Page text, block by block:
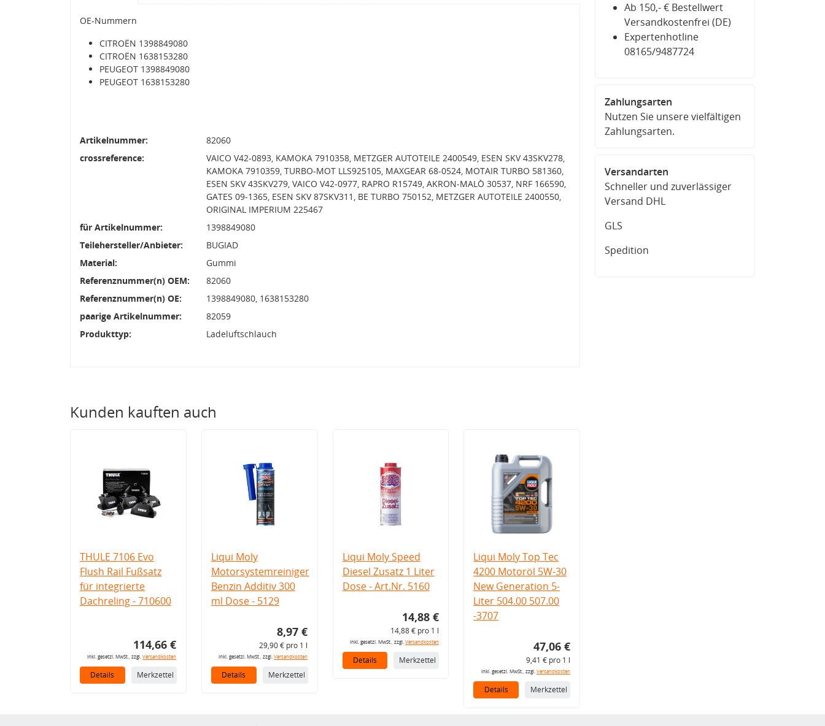
OE-Nummern
CITROËN 1398849080
CITROËN 1638153280
PEUGEOT 1398849080
PEUGEOT 1638153280
Artikelnummer:
82060
crossreference:
VAICO V42-0893, KAMOKA 7910358, METZGER AUTOTEILE 2400549, ESEN SKV 43SKV278,
KAMOKA 7910359, TURBO-MOT LLS925105, MAXGEAR 68-0524, MOTAIR TURBO 581360,
ESEN SKV 43SKV279, VAICO V42-0977, RAPRO R15749, AKRON-MALÒ 30537, NRF 166590,
GATES 09-1365, ESEN SKV 87SKV311, BE TURBO 750152, METZGER AUTOTEILE 2400550,
ORIGINAL IMPERIUM 225467
für Artikelnummer:
1398849080
Teilehersteller/Anbieter:
BUGIAD
Material:
Gummi
Referenznummer(n) OEM:
82060
Referenznummer(n) OE:
1398849080, 1638153280
paarige Artikelnummer:
82059
Produkttyp:
Ladeluftschlauch
Kunden kauften auch
THULE 7106 Evo
Flush Rail Fußsatz
für integrierte
Dachreling - 710600
114,66 €
inkl. gesetzl. MwSt., zzgl.Versandkosten
Details Merkzettel
Liqui Moly
Motorsystemreiniger
Benzin Additiv 300
ml Dose - 5129
8,97 €
29,90 € pro 1 l
inkl. gesetzl. MwSt., zzgl.Versandkosten
Details Merkzettel
Liqui Moly Speed
Diesel Zusatz 1 Liter
Dose - Art.Nr. 5160
14,88 €
14,88 € pro 1 l
inkl. gesetzl. MwSt., zzgl. Versandkosten
Details Merkzettel
Liqui Moly Top Tec
4200 Motoröl 5W-30
New Generation 5-
Liter 504.00 507.00
-3707
47,06 €
9,41 € pro 1 l
inkl. gesetzl. MwSt., zzgl. Versandkosten
Details Merkzettel
Ab 150,- € Bestellwert
Versandkostenfrei (DE)
Expertenhotline
08165/9487724
Zahlungsarten
Nutzen Sie unsere vielfältigen
Zahlungsarten.
Versandarten
Schneller und zuverlässiger
Versand DHL
GLS
Spedition